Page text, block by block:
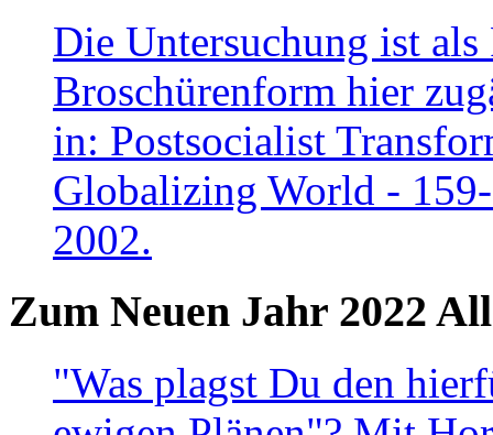
Die Untersuchung ist
Broschürenform hier
in: Postsocialist
Globalizing World -
2002.
Zum Neuen Jahr 2022
"Was plagst Du den